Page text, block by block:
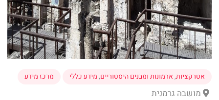
אטרקציות,ארמונות ומבנים היסטוריים,מידע כללי מרכז מידע
מושבה גרמנית